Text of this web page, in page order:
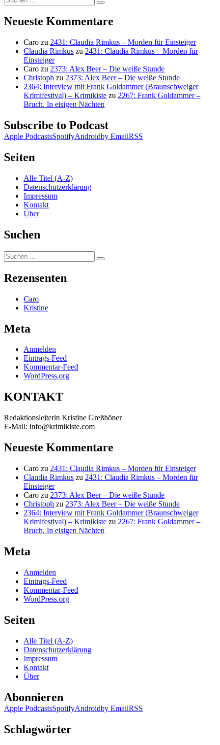
nach:
Suchen
Neueste Kommentare
Caro zu 2431: Claudia Rimkus – Morden für Einsteiger
Claudia Rimkus zu 2431: Claudia Rimkus – Morden für
Einsteiger
Caro zu 2373: Alex Beer – Die weiße Stunde
Christoph zu 2373: Alex Beer – Die weiße Stunde
2364: Interview mit Frank Goldammer (Braunschweiger
Krimifestival) – Krimikiste zu 2267: Frank Goldammer –
Bruch. In eisigen Nächten
Subscribe to Podcast
Apple PodcastsSpotifyAndroidby EmailRSS
Seiten
Alle Titel (A-Z)
Datenschutzerklärung
Impressum
Kontakt
Über
Suchen
Suchen
nach:
Suchen
Rezensenten
Caro
Kristine
Meta
Anmelden
Eintrags-Feed
Kommentar-Feed
WordPress.org
KONTAKT
Redaktionsleiterin Kristine Greßhöner
E-Mail: info@krimikiste.com
Neueste Kommentare
Caro zu 2431: Claudia Rimkus – Morden für Einsteiger
Claudia Rimkus zu 2431: Claudia Rimkus – Morden für
Einsteiger
Caro zu 2373: Alex Beer – Die weiße Stunde
Christoph zu 2373: Alex Beer – Die weiße Stunde
2364: Interview mit Frank Goldammer (Braunschweiger
Krimifestival) – Krimikiste zu 2267: Frank Goldammer –
Bruch. In eisigen Nächten
Meta
Anmelden
Eintrags-Feed
Kommentar-Feed
WordPress.org
Seiten
Alle Titel (A-Z)
Datenschutzerklärung
Impressum
Kontakt
Über
Abonnieren
Apple PodcastsSpotifyAndroidby EmailRSS
Schlagwörter